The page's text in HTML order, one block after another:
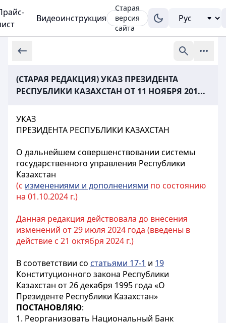
Видеоинструкция
Старая
версия
сайта
(СТАРАЯ РЕДАКЦИЯ) УКАЗ ПРЕЗИДЕНТА
РЕСПУБЛИКИ КАЗАХСТАН ОТ 11 НОЯБРЯ 201...
УКАЗ
ПРЕЗИДЕНТА РЕСПУБЛИКИ КАЗАХСТАН
О дальнейшем совершенствовании системы
государственного управления Республики
Казахстан
(с изменениями и дополнениями по состоянию
на 01.10.2024 г.)
Данная редакция действовала до внесения
изменений от 29 июля 2024 года (введены в
действие с 21 октября 2024 г.)
В соответствии со статьями 17-1 и 19
Конституционного закона Республики
Казахстан от 26 декабря 1995 года «О
Президенте Республики Казахстан»
ПОСТАНОВЛЯЮ:
1. Реорганизовать Национальный Банк